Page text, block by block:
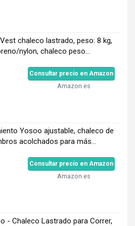
chaleco lastrado, peso: 8 kg,
nylon, chaleco peso...
Consultar precio en Amazon
Amazon.es
Yosoo ajustable, chaleco de
acolchados para más...
Consultar precio en Amazon
Amazon.es
- Chaleco Lastrado para Correr,